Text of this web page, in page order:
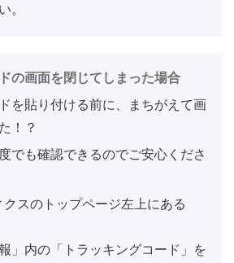
。
の画面を閉じてしまった場合
を貼り付ける前に、まちがえて画
！？
でも確認できるのでご安心くださ
スのトップページ左上にある
」内の「トラッキングコード」を